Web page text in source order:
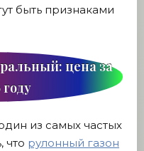
быть признаками
цена за
году
из самых частых
что рулонный газон